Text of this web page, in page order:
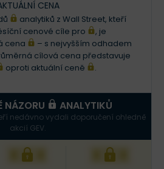
CENA
analytiků z Wall Street, kteří
cenové cíle pro
, je
cena
– s nejvyšším odhadem
cílová cena představuje
oproti aktuální ceně .
NÁZORU ANALYTIKŮ
nedávno vydali doporučení ohledně
akcií GEV.
XXX XXX